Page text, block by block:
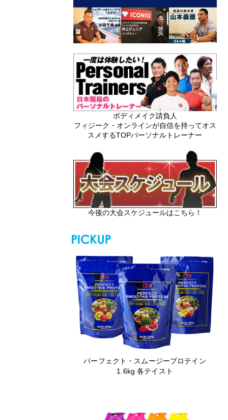
ボディメイク請負人
フィジーク・オンラインが自信を持ってオス
スメするTOPパーソナルトレーナー
今後の大会スケジュールはこちら！
パーフェクト・スムージープロテイン
1.6kg 各テイスト